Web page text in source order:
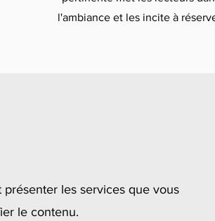
l'ambiance et les incite à
les services que vous
le contenu.